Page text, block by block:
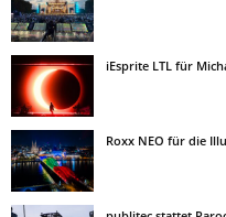
iEsprite LTL für
Roxx NEO für die